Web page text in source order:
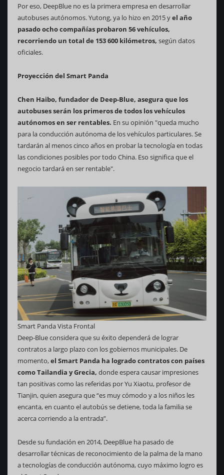
Por eso, DeepBlue no es la primera empresa en desarrollar
autobuses autónomos. Yutong, ya lo hizo en 2015 yel año
pasado ocho compañías probaron 56 vehículos,
recorriendo un total de 153 600 kilómetros, según datos
oficiales.
Proyección del Smart Panda
Chen Haibo, fundador de Deep-Blue, asegura que los
autobuses serán los primeros de todos los vehículos
autónomos en ser rentables. En su opinión "queda mucho
para la conducción autónoma de los vehículos particulares. Se
tardarán al menos cinco años en probar la tecnología en todas
las condiciones posibles por todo China. Eso significa que el
negocio tardará en ser rentable".
Smart Panda Vista Frontal
Deep-Blue considera que su éxito dependerá de lograr
contratos a largo plazo con los gobiernos municipales. De
momento,el Smart Panda ha logrado contratos con países
como Tailandia y Grecia, donde espera causar impresiones
tan positivas como las referidas por Yu Xiaotu, profesor de
Tianjin, quien asegura que “es muy cómodo y a los niños les
encanta, en cuanto el autobús se detiene, toda la familia se
acerca corriendo a la entrada”.
Desde su fundación en 2014, DeepBlue ha pasado de
desarrollar técnicas de reconocimiento de la palma de la mano
a tecnologías de conducción autónoma, cuyo máximo logro es